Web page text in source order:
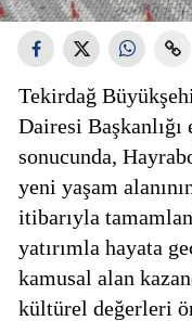
Tekirdağ
Dairesi
sonucunda,
yeni yaşam
itibarıyla
yatırımla hayata
kamusal alan
kültürel değerleri